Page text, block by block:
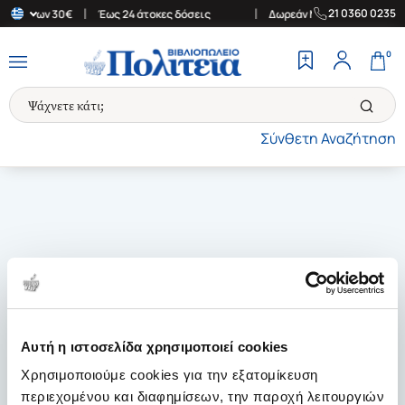
Αυτή η ιστοσελίδα χρησιμοποιεί cookies
Χρησιμοποιούμε cookies για την εξατομίκευση
περιεχομένου και διαφημίσεων, την παροχή λειτουργιών
άνω των 30€ Έως 24 άτοκες δόσεις Δωρεάν Μεταφορικά στην
21 0360 0235
Σύνθετη Αναζήτηση
0